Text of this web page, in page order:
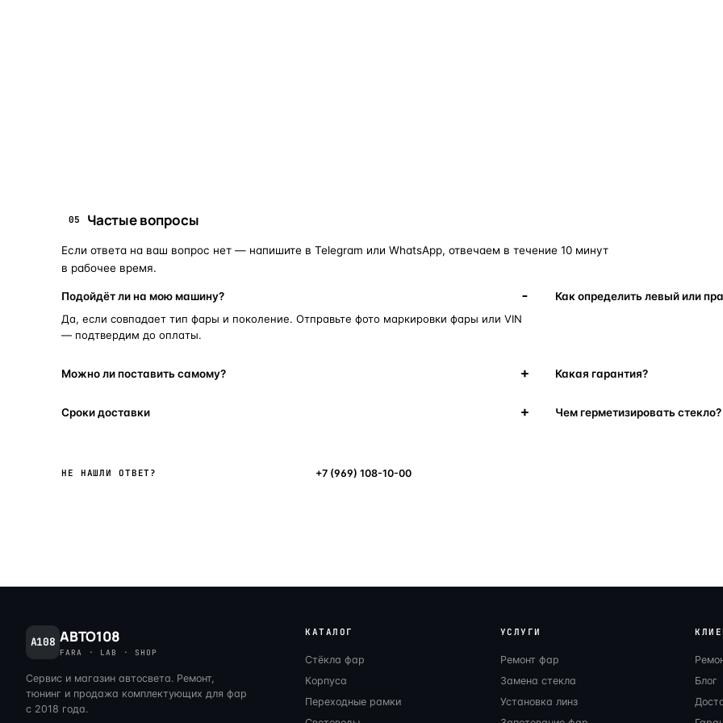
05 Частые вопросы
Если ответа на ваш вопрос нет — напишите в Telegram или WhatsApp, отвечаем в течение 10 минут
в рабочее время.
Подойдёт ли на мою машину?
Да, если совпадает тип фары и поколение. Отправьте фото маркировки фары или VIN
— подтвердим до оплаты.
Как определить левый или
Можно ли поставить самому? Какая гарантия?
Сроки доставки Чем герметизировать стекло?
НЕ НАШЛИ ОТВЕТ? +7 (969) 108-10-00
A108 АВТО108
FARA · LAB · SHOP
Сервис и магазин автосвета. Ремонт,
тюнинг и продажа комплектующих для фар
с 2018 года.
КАТАЛОГ
Стёкла фар
Корпуса
Переходные рамки
УСЛУГИ
Ремонт фар
Замена стекла
Установка линз
Блог